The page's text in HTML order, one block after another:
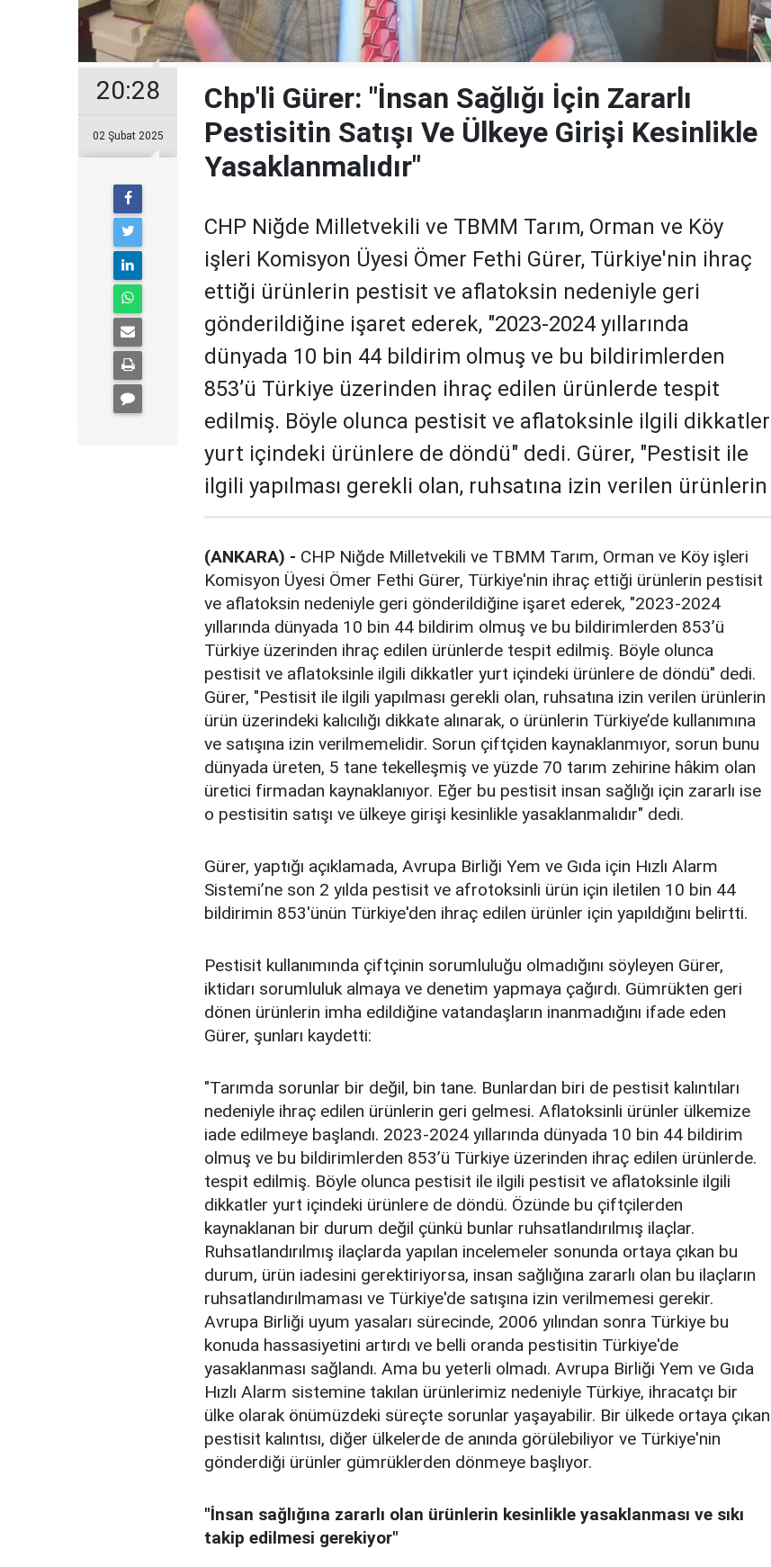
20:28
02 Şubat 2025
Chp'li Gürer: "İnsan Sağlığı İçin Zararlı
Pestisitin Satışı Ve Ülkeye Girişi Kesinlikle
Yasaklanmalıdır"
CHP Niğde Milletvekili ve TBMM Tarım, Orman ve Köy
işleri Komisyon Üyesi Ömer Fethi Gürer, Türkiye'nin ihraç
ettiği ürünlerin pestisit ve aflatoksin nedeniyle geri
gönderildiğine işaret ederek, "2023-2024 yıllarında
dünyada 10 bin 44 bildirim olmuş ve bu bildirimlerden
853’ü Türkiye üzerinden ihraç edilen ürünlerde tespit
edilmiş. Böyle olunca pestisit ve aflatoksinle ilgili dikkatler
yurt içindeki ürünlere de döndü" dedi. Gürer, "Pestisit ile
ilgili yapılması gerekli olan, ruhsatına izin verilen ürünlerin
(ANKARA) - CHP Niğde Milletvekili ve TBMM Tarım, Orman ve Köy işleri
Komisyon Üyesi Ömer Fethi Gürer, Türkiye'nin ihraç ettiği ürünlerin pestisit
ve aflatoksin nedeniyle geri gönderildiğine işaret ederek, "2023-2024
yıllarında dünyada 10 bin 44 bildirim olmuş ve bu bildirimlerden 853’ü
Türkiye üzerinden ihraç edilen ürünlerde tespit edilmiş. Böyle olunca
pestisit ve aflatoksinle ilgili dikkatler yurt içindeki ürünlere de döndü" dedi.
Gürer, "Pestisit ile ilgili yapılması gerekli olan, ruhsatına izin verilen ürünlerin
ürün üzerindeki kalıcılığı dikkate alınarak, o ürünlerin Türkiye’de kullanımına
ve satışına izin verilmemelidir. Sorun çiftçiden kaynaklanmıyor, sorun bunu
dünyada üreten, 5 tane tekelleşmiş ve yüzde 70 tarım zehirine hâkim olan
üretici firmadan kaynaklanıyor. Eğer bu pestisit insan sağlığı için zararlı ise
o pestisitin satışı ve ülkeye girişi kesinlikle yasaklanmalıdır" dedi.
Gürer, yaptığı açıklamada, Avrupa Birliği Yem ve Gıda için Hızlı Alarm
Sistemi’ne son 2 yılda pestisit ve afrotoksinli ürün için iletilen 10 bin 44
bildirimin 853'ünün Türkiye'den ihraç edilen ürünler için yapıldığını belirtti.
Pestisit kullanımında çiftçinin sorumluluğu olmadığını söyleyen Gürer,
iktidarı sorumluluk almaya ve denetim yapmaya çağırdı. Gümrükten geri
dönen ürünlerin imha edildiğine vatandaşların inanmadığını ifade eden
Gürer, şunları kaydetti:
"Tarımda sorunlar bir değil, bin tane. Bunlardan biri de pestisit kalıntıları
nedeniyle ihraç edilen ürünlerin geri gelmesi. Aflatoksinli ürünler ülkemize
iade edilmeye başlandı. 2023-2024 yıllarında dünyada 10 bin 44 bildirim
olmuş ve bu bildirimlerden 853’ü Türkiye üzerinden ihraç edilen ürünlerde.
tespit edilmiş. Böyle olunca pestisit ile ilgili pestisit ve aflatoksinle ilgili
dikkatler yurt içindeki ürünlere de döndü. Özünde bu çiftçilerden
kaynaklanan bir durum değil çünkü bunlar ruhsatlandırılmış ilaçlar.
Ruhsatlandırılmış ilaçlarda yapılan incelemeler sonunda ortaya çıkan bu
durum, ürün iadesini gerektiriyorsa, insan sağlığına zararlı olan bu ilaçların
ruhsatlandırılmaması ve Türkiye'de satışına izin verilmemesi gerekir.
Avrupa Birliği uyum yasaları sürecinde, 2006 yılından sonra Türkiye bu
konuda hassasiyetini artırdı ve belli oranda pestisitin Türkiye'de
yasaklanması sağlandı. Ama bu yeterli olmadı. Avrupa Birliği Yem ve Gıda
Hızlı Alarm sistemine takılan ürünlerimiz nedeniyle Türkiye, ihracatçı bir
ülke olarak önümüzdeki süreçte sorunlar yaşayabilir. Bir ülkede ortaya çıkan
pestisit kalıntısı, diğer ülkelerde de anında görülebiliyor ve Türkiye'nin
gönderdiği ürünler gümrüklerden dönmeye başlıyor.
"İnsan sağlığına zararlı olan ürünlerin kesinlikle yasaklanması ve sıkı
takip edilmesi gerekiyor"